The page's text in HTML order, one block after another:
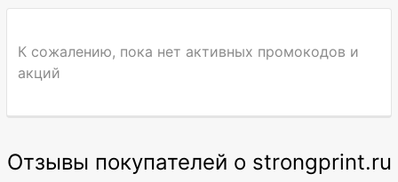
К сожалению, пока нет активных промокодов и
акций
Отзывы покупателей о strongprint.ru